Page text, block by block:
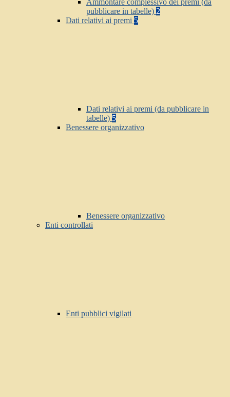
Ammontare complessivo dei premi (da
pubblicare in tabelle) 2
Dati relativi ai premi 5
Dati relativi ai premi (da pubblicare in
tabelle) 5
Benessere organizzativo
Benessere organizzativo
Enti controllati
Enti pubblici vigilati